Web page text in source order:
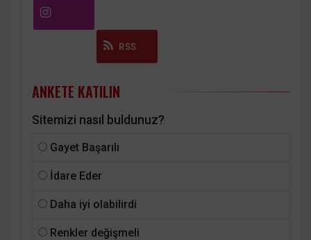
RSS
ANKETE KATILIN
Sitemizi nasıl buldunuz?
Gayet Başarılı
İdare Eder
Daha iyi olabilirdi
Renkler değişmeli